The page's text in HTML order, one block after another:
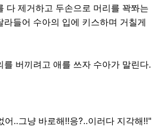
다 제거하고 두손으로 머리를 꽉쫘는
라들어 수아의 입에 키스하며 거칠게
를 버끼려고 애를 쓰자 수아가 말린다.
어..그냥 바로해!!응?..이러다 지각해!!"